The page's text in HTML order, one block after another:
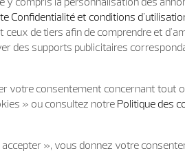
Confidentialité et conditions
ceux de tiers afin de comprendre et
des supports publicitaires
votre consentement concernant tout
» ou consultez notre Politique des
», vous donnez votre